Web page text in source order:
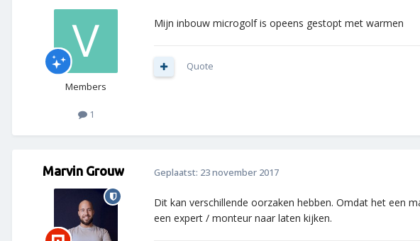
Members
1
Mijn inbouw microgolf is opeens gestopt met warmen
Quote
Marvin Grouw Geplaatst: 23 november 2017
Dit kan verschillende oorzaken hebben. Omdat het een
een expert / monteur naar laten kijken.